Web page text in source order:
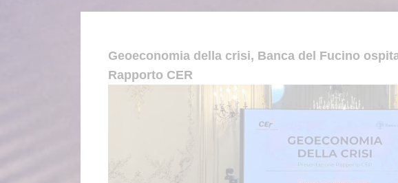
Geoeconomia della crisi, Banca del Fucino
Rapporto CER